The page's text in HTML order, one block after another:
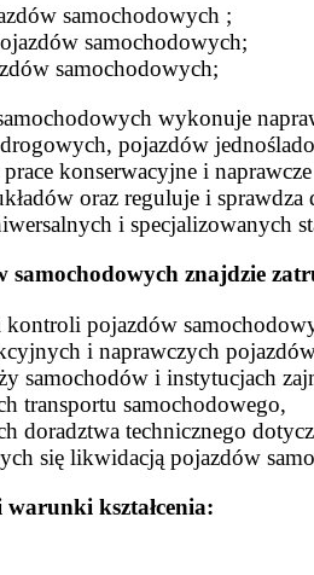
samochodowych ;
samochodowych;
samochodowych;
wykonuje
pojazdów
konserwacyjne i
oraz reguluje i sprawdza
i specjalizowanych
samochodowych znajdzie
i kontroli pojazdów
i naprawczych
samochodów i instytucjach
transportu samochodowego,
doradztwa technicznego
się likwidacją pojazdów
kształcenia: